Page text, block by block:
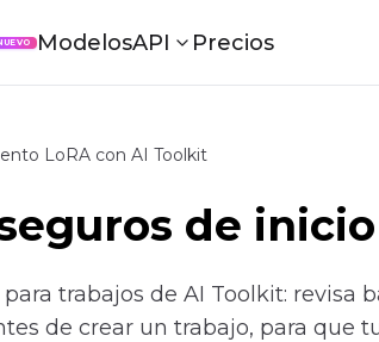
ModelosAPI Precios
LoRA con AI Toolkit
de
trabajos de AI Toolkit: revisa
de crear un trabajo, para que